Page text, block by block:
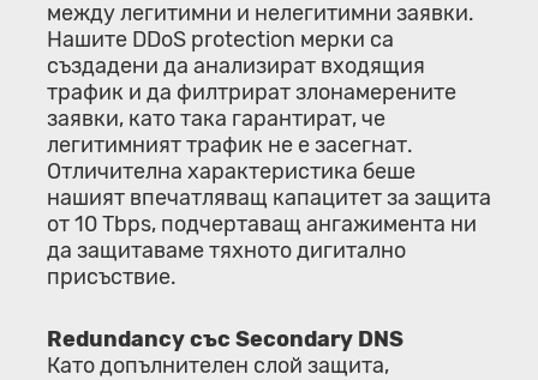
между легитимни и нелегитимни заявки.
Нашите DDoS protection мерки са
създадени да анализират входящия
трафик и да филтрират злонамерените
заявки, като така гарантират, че
легитимният трафик не е засегнат.
Отличителна характеристика беше
нашият впечатляващ капацитет за защита
от 10 Tbps, подчертаващ ангажимента ни
да защитаваме тяхното дигитално
присъствие.
Redundancy със Secondary DNS
Като допълнителен слой защита,